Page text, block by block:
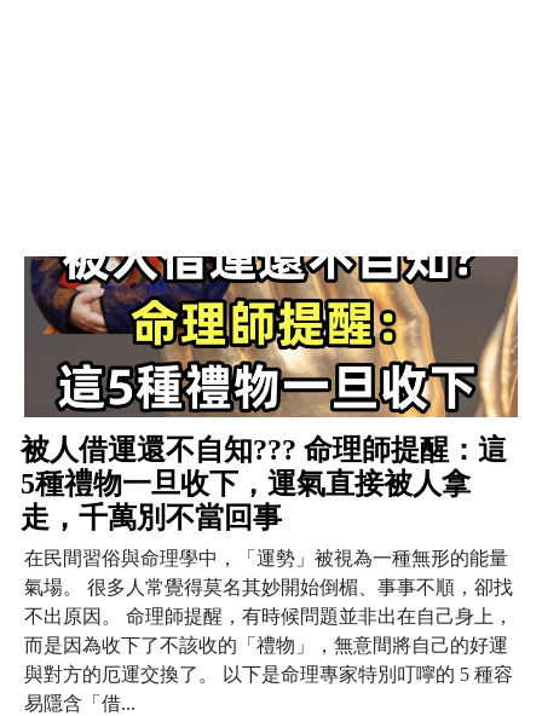
被人借運還不自知??? 命理師提醒：這
5種禮物一旦收下，運氣直接被人拿
走，千萬別不當回事
在民間習俗與命理學中，「運勢」被視為一種無形的能量
氣場。 很多人常覺得莫名其妙開始倒楣、事事不順，卻找
不出原因。 命理師提醒，有時候問題並非出在自己身上，
而是因為收下了不該收的「禮物」，無意間將自己的好運
與對方的厄運交換了。 以下是命理專家特別叮嚀的 5 種容
易隱含「借...